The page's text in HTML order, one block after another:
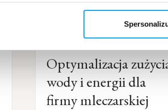
Optymalizacja
wody i energii dla
firmy mleczarskiej